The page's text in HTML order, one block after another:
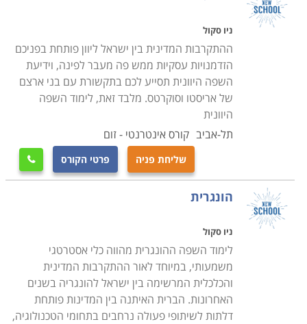
ניו סקול
ההתקרבות המדינית בין ישראל ליוון פותחת בפניכם
הזדמנויות עסקיות ממש פה מעבר לפינה, וידיעת
השפה היוונית תסייע לכם בתקשורת עם בני ארצם
של אריסטו וסוקרטס. מלבד זאת, לימוד השפה
היוונית
תל-אביב קורס אינטרנטי - זום
שליחת פניה פרטי הקורס 
הונגרית
ניו סקול
לימוד השפה ההונגרית מהווה כלי אסטרטגי
משמעותי, במיוחד לאור ההתקרבות המדינית
והכלכלית המרשימה בין ישראל להונגריה בשנים
האחרונות. הברית האיתנה בין המדינות פותחת
דלתות לשיתופי פעולה נרחבים בתחומי הטכנולוגיה,